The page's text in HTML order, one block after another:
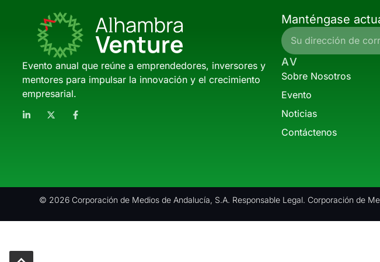
Evento anual que reúne a emprendedores, inversores y
mentores para impulsar la innovación y el crecimiento
empresarial.
Manténgase
AV
Sobre Nosotros
Evento
Noticias
Contáctenos
© 2026 Corporación de Medios de Andalucía, S.A. Responsable Legal. Corporación de